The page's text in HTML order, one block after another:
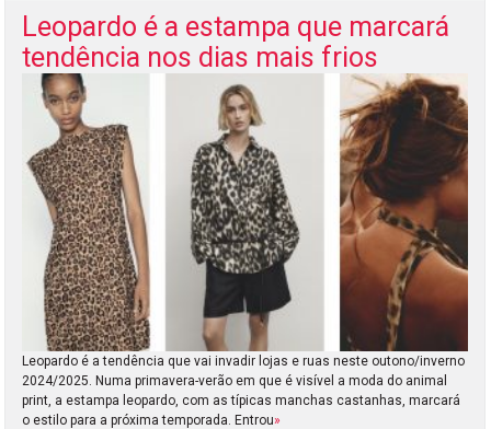
Leopardo é a estampa que marcará
tendência nos dias mais frios
Leopardo é a tendência que vai invadir lojas e ruas neste outono/inverno
2024/2025. Numa primavera-verão em que é visível a moda do animal
print, a estampa leopardo, com as típicas manchas castanhas, marcará
o estilo para a próxima temporada. Entrou»